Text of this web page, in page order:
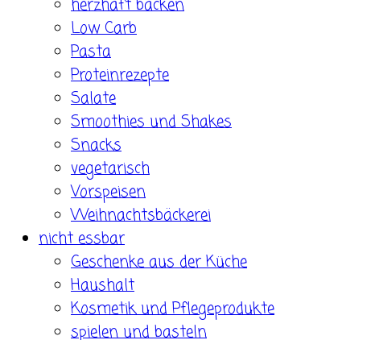
herzhaft backen
Low Carb
Pasta
Proteinrezepte
Salate
Smoothies und Shakes
Snacks
vegetarisch
Vorspeisen
Weihnachtsbäckerei
nicht essbar
Geschenke aus der Küche
Haushalt
Kosmetik und Pflegeprodukte
spielen und basteln